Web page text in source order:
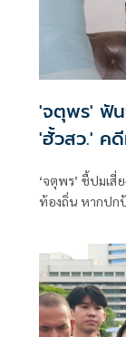
'จตุพร' ฟัน
'ฮั้วสว.' ค
สังคมคาใจ
‘จตุพร’ ชี้ปมเสี่
ท้องถิ่น หากปก